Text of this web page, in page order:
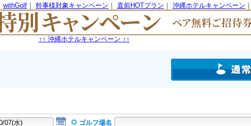
withGolf ｜ 幹事様対象キャンペーン ｜ 直前HOTプラン ｜ 沖縄ホテルキャンペーン ｜
↑↑ 沖縄ホテルキャンペーン ↑↑
ゴルフ場名